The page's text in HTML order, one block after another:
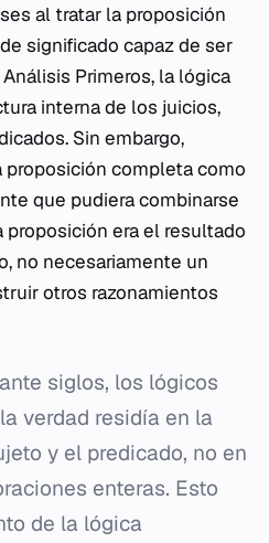
al tratar la proposición
significado capaz de ser
Análisis Primeros, la lógica
interna de los juicios,
Sin embargo,
completa como
que pudiera combinarse
proposición era el resultado
no necesariamente un
otros razonamientos
siglos, los lógicos
verdad residía en la
y el predicado, no en
enteras. Esto
de la lógica